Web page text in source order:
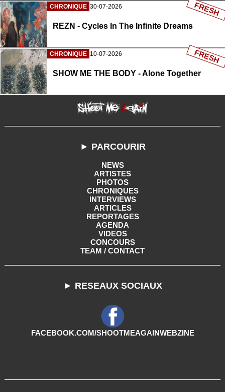
CHRONIQUE 30-07-2026
REZN - Cycles In The Infinite Dreams
FRESH
CHRONIQUE 10-07-2026
SHOW ME THE BODY - Alone Together
FRESH
► PARCOURIR
NEWS
ARTISTES
PHOTOS
CHRONIQUES
INTERVIEWS
ARTICLES
REPORTAGES
AGENDA
VIDEOS
CONCOURS
TEAM / CONTACT
► RESEAUX SOCIAUX
FACEBOOK.COM/SHOOTMEAGAINWEBZINE